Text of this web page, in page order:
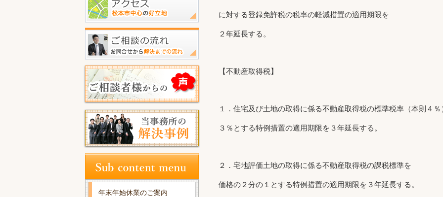
に対する登録免許税の税率の軽減措置の適用期限を
２年延長する。
【不動産取得税】
１．住宅及び土地の取得に係る不動産取得税の標準税率（本則４％
３％とする特例措置の適用期限を３年延長する。
２．宅地評価土地の取得に係る不動産取得税の課税標準を
価格の２分の１とする特例措置の適用期限を３年延長する。
年末年始休業のご案内